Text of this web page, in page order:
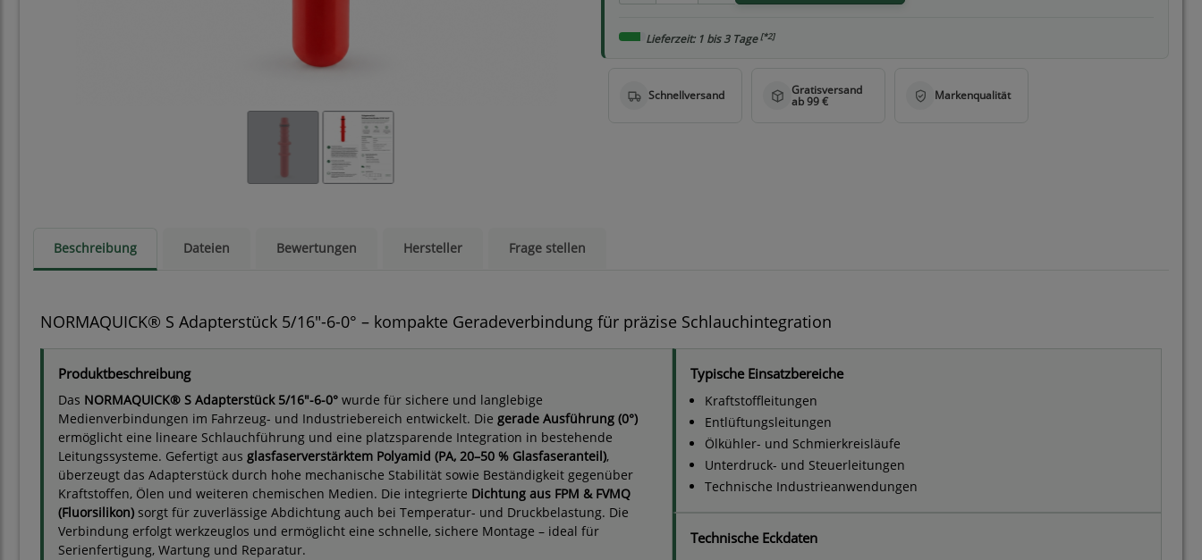
Lieferzeit: 1 bis 3 Tage [*2]
Beschreibung Dateien Bewertungen Hersteller Frage stellen
NORMAQUICK® S Adapterstück 5/16"-6-0° – kompakte Geradeverbindung für präzise Schlauchintegration
Produktbeschreibung
Das NORMAQUICK® S Adapterstück 5/16"-6-0° wurde für sichere und langlebige
Medienverbindungen im Fahrzeug- und Industriebereich entwickelt. Die gerade Ausführung (0°)
ermöglicht eine lineare Schlauchführung und eine platzsparende Integration in bestehende
Leitungssysteme. Gefertigt aus glasfaserverstärktem Polyamid (PA, 20–50 % Glasfaseranteil),
überzeugt das Adapterstück durch hohe mechanische Stabilität sowie Beständigkeit gegenüber
Kraftstoffen, Ölen und weiteren chemischen Medien. Die integrierte Dichtung aus FPM & FVMQ
(Fluorsilikon) sorgt für zuverlässige Abdichtung auch bei Temperatur- und Druckbelastung. Die
Verbindung erfolgt werkzeuglos und ermöglicht eine schnelle, sichere Montage – ideal für
Serienfertigung, Wartung und Reparatur.
Typische Einsatzbereiche
Kraftstoffleitungen
Entlüftungsleitungen
Ölkühler- und Schmierkreisläufe
Unterdruck- und Steuerleitungen
Technische Industrieanwendungen
Technische Eckdaten